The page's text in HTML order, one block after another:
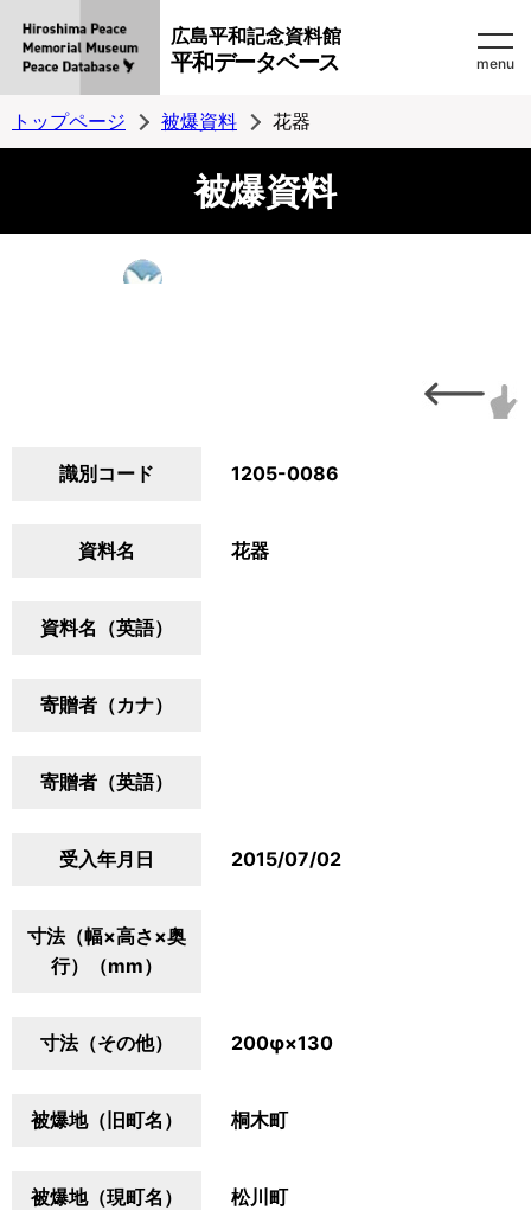
広島平和記念資料館
平和データベース menu
トップページ 被爆資料 花器
被爆資料
識別コード 1205-0086
資料名 花器
資料名（英語）
寄贈者（カナ）
寄贈者（英語）
受入年月日 2015/07/02
寸法（幅×高さ×奥
行）（mm）
寸法（その他） 200φ×130
被爆地（旧町名） 桐木町
被爆地（現町名） 松川町